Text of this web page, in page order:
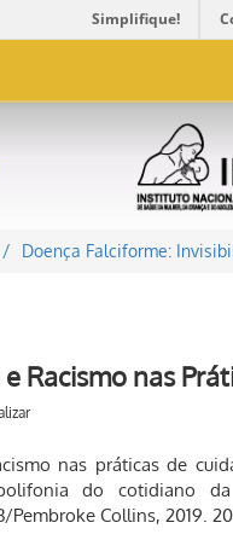
Simplifique!
Doença Falciforme:
Racismo nas
nas práticas de
do cotidiano
Pembroke Collins, 2019.